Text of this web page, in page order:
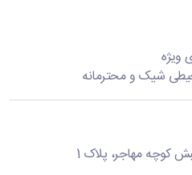
ویژه
شیک و محترمانه
کوچه مهاجر، پلاک 1